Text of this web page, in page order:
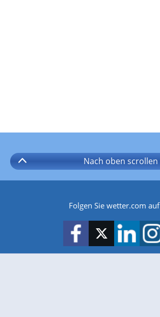
Nach oben scrollen
Folgen Sie wetter.com auf